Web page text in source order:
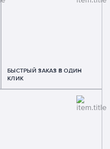
БЫСТРЫЙ ЗАКАЗ В ОДИН
КЛИК